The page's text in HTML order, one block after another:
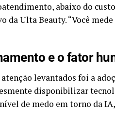
abaixo do
da Ulta Beauty. “Você
e o fator
levantados foi a
disponibilizar
de medo em torno da